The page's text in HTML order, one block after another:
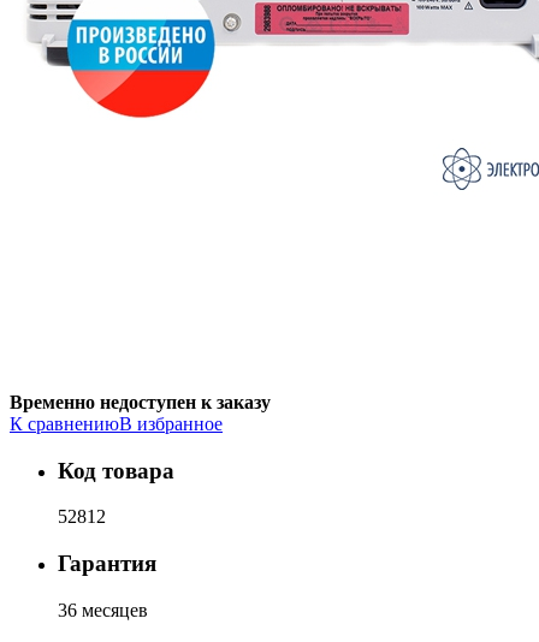
Временно недоступен к заказу
К сравнениюВ избранное
Код товара
52812
Гарантия
36 месяцев